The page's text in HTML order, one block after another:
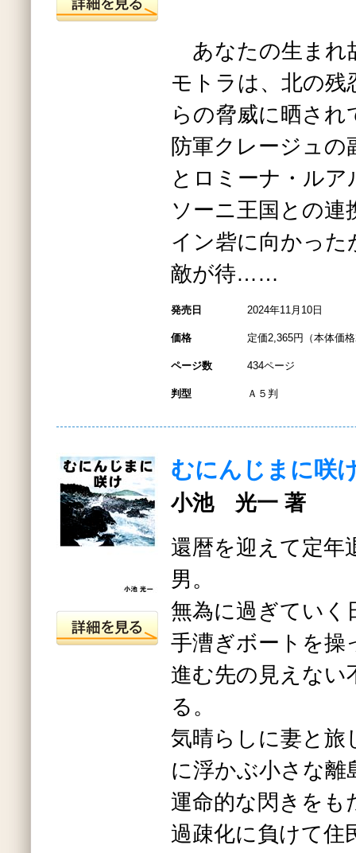
あなたの生まれ
モトラは、北の残
らの脅威に晒さ
防軍クレージュ
とロミーナ・ル
ソーニ王国との連
イン砦に向かっ
敵が待……
発売日 2024年11月10日
価格 定価2,365円（本体価
ページ数 434ページ
判型 Ａ５判
むにんじまに咲
小池 光一 著
還暦を迎えて定年
男。
無為に過ぎていく
手漕ぎボートを操
進む先の見えない
る。
気晴らしに妻と旅
に浮かぶ小さな離
運命的な閃きをも
過疎化に負けて住